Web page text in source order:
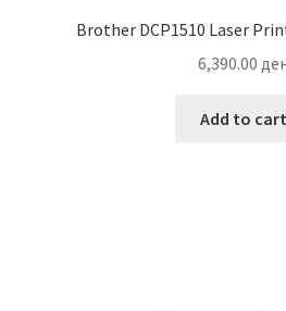
Brother DCP1510 Laser
6,390.00
Add to cart